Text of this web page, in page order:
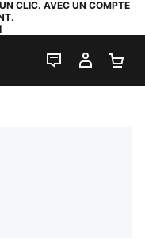
CLIC. AVEC UN COMPTE
LIVE CHAT
MON